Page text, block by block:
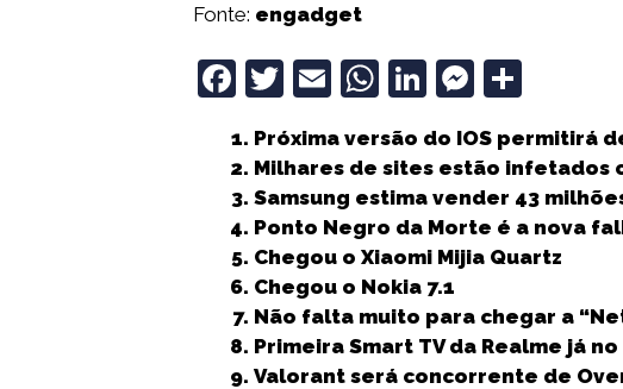
Fonte: engadget
F
c
e
b
o
o
k
T
it
t
e
r
E
ai
l
W
a
ts
A
p
p
Li
k
e
dI
n
M
ss
e
n
g
e
r
a
r
e
Próxima versão do IOS permitirá
Milhares de sites estão infetados
Samsung estima vender 43
Ponto Negro da Morte é a nova
Chegou o Xiaomi Mijia Quartz
Chegou o Nokia 7.1
Não falta muito para chegar a
Primeira Smart TV da Realme já no
Valorant será concorrente de